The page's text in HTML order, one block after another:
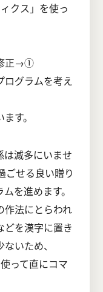
クス」を使っ
正→①
グラムを考え
す。
は滅多にいませ
ごせる良い贈り
を進めます。
作法にとらわれ
どを漢字に置き
いため、
って直にコマ